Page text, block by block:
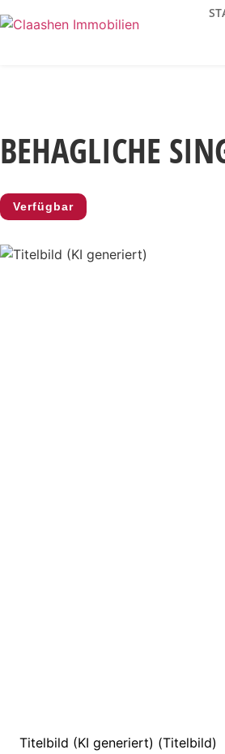
BEHAGLICHE
Verfügbar
Titelbild (KI generiert) (Titelbild)